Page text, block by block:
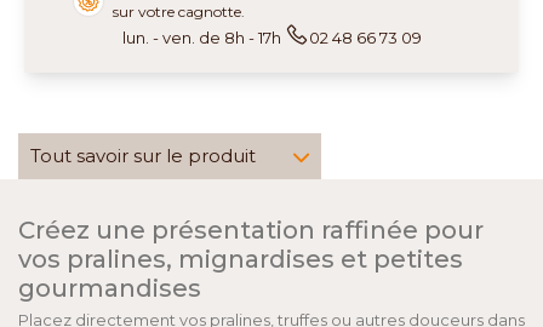
sur votre cagnotte.
lun. - ven. de 8h - 17h 02 48 66 73 09
Tout savoir sur le produit
Créez une présentation raffinée pour
vos pralines, mignardises et petites
gourmandises
Placez directement vos pralines, truffes ou autres douceurs dans